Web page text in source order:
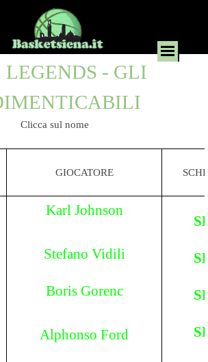
LEGENDS - GLI
Clicca sul nome
GIOCATORE
Karl Johnson
Stefano Vidili
Boris Gorenc
Alphonso Ford